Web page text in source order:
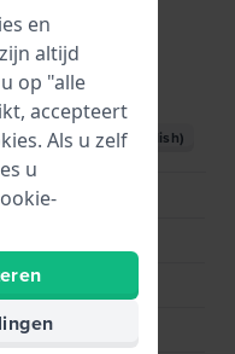
( Bekijk specificaties
handboek (English)
en
altijd
op "alle
accepteert
Als u zelf
u